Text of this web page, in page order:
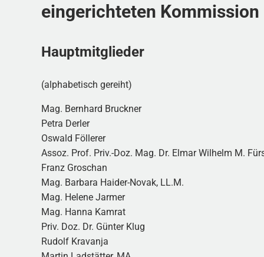
eingerichteten Kommission
Hauptmitglieder
(alphabetisch gereiht)
Mag. Bernhard Bruckner
Petra Derler
Oswald Föllerer
Assoz. Prof. Priv.-Doz. Mag. Dr. Elmar Wilhelm M.
Franz Groschan
Mag. Barbara Haider-Novak, LL.M.
Mag. Helene Jarmer
Mag. Hanna Kamrat
Priv. Doz. Dr. Günter Klug
Rudolf Kravanja